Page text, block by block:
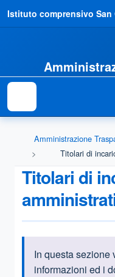
Istituto comprensivo San
Amministrazione
Titolari di
Titolari di
In questa sezione
informazioni ed i